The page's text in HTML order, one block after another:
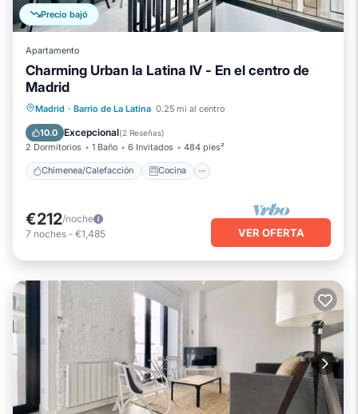
Precio bajó
Apartamento
Charming Urban la Latina IV - En el centro de
Madrid
Madrid · Barrio de La Latina 0.25 mi al centro
10.0 Excepcional(2 Reseñas)
2 Dormitorios 1 Baño 6 Invitados 484 pies²
Chimenea/Calefacción Cocina
Chimenea/Calefacción
Cocina
Aire acondicionado
€212/noche
7 noches - €1,485 VER OFERTA